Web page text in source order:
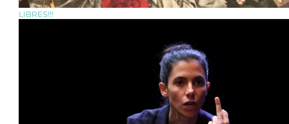
LIBRES!!!